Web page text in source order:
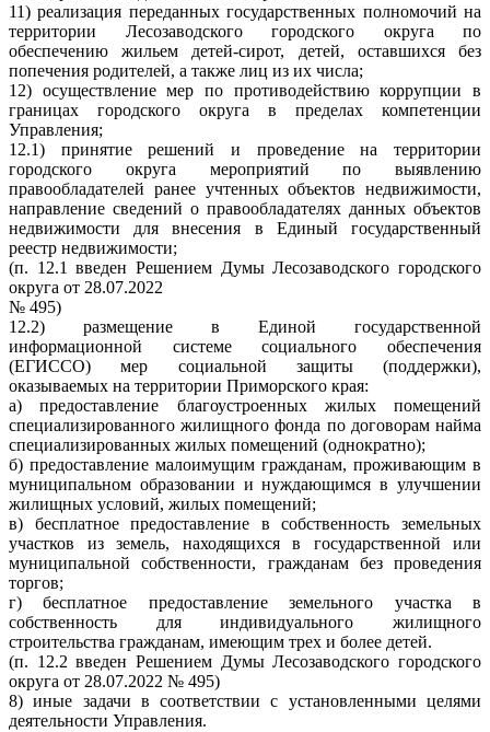
11) реализация переданных государственных полномочий на
территории Лесозаводского городского округа по
обеспечению жильем детей-сирот, детей, оставшихся без
попечения родителей, а также лиц из их числа;
12) осуществление мер по противодействию коррупции в
границах городского округа в пределах компетенции
Управления;
12.1) принятие решений и проведение на территории
городского округа мероприятий по выявлению
правообладателей ранее учтенных объектов недвижимости,
направление сведений о правообладателях данных объектов
недвижимости для внесения в Единый государственный
реестр недвижимости;
(п. 12.1 введен Решением Думы Лесозаводского городского
округа от 28.07.2022
№ 495)
12.2) размещение в Единой государственной
информационной системе социального обеспечения
(ЕГИССО) мер социальной защиты (поддержки),
оказываемых на территории Приморского края:
а) предоставление благоустроенных жилых помещений
специализированного жилищного фонда по договорам найма
специализированных жилых помещений (однократно);
б) предоставление малоимущим гражданам, проживающим в
муниципальном образовании и нуждающимся в улучшении
жилищных условий, жилых помещений;
в) бесплатное предоставление в собственность земельных
участков из земель, находящихся в государственной или
муниципальной собственности, гражданам без проведения
торгов;
г) бесплатное предоставление земельного участка в
собственность для индивидуального жилищного
строительства гражданам, имеющим трех и более детей.
(п. 12.2 введен Решением Думы Лесозаводского городского
округа от 28.07.2022 № 495)
8) иные задачи в соответствии с установленными целями
деятельности Управления.